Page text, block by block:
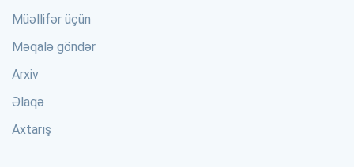
Müəllifər üçün
Məqalə göndər
Arxiv
Əlaqə
Axtarış